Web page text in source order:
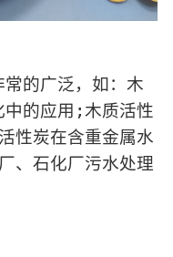
常的广泛，如：木
中的应用;木质活性
性炭在含重金属水
、石化厂污水处理